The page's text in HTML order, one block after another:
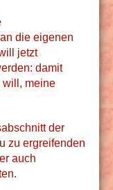
die eigenen
jetzt
damit
will, meine
der
zu ergreifenden
auch